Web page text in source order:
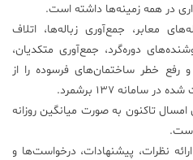
در همه زمینه‌ها داشته است.
معابر، جمع‌آوری زباله‌ها، اتلاف
دوره‌گرد، جمع‌آوری متکدیان،
رفع خطر ساختمان‌های فرسوده را از
137 برشمرد.
تاکنون به صورت میانگین روزانه
نظرات، پیشنهادات، درخواست‌ها و